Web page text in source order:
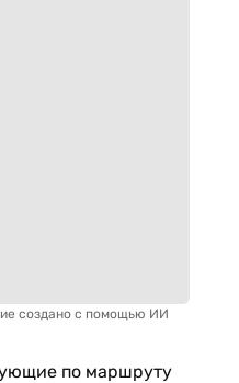
создано с помощью ИИ
по маршруту